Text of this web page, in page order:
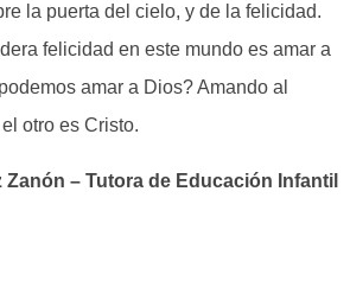
la puerta del cielo, y de la felicidad.
felicidad en este mundo es amar a
amar a Dios? Amando al
otro es Cristo.
Zanón – Tutora de Educación Infantil